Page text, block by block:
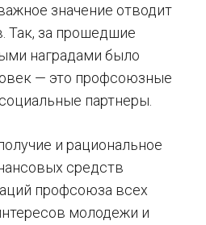
значение отводит
Так, за прошедшие
наградами было
— это профсоюзные
партнеры.
и рациональное
средств
профсоюза всех
молодежи и